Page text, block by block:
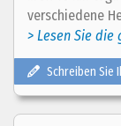
verschiedene
> Lesen Sie die
Schreiben Sie